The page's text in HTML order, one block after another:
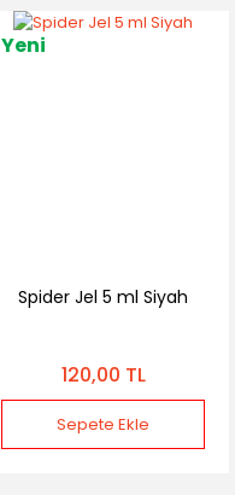
Yeni
Spider Jel 5 ml Siyah
120,00 TL
Sepete Ekle